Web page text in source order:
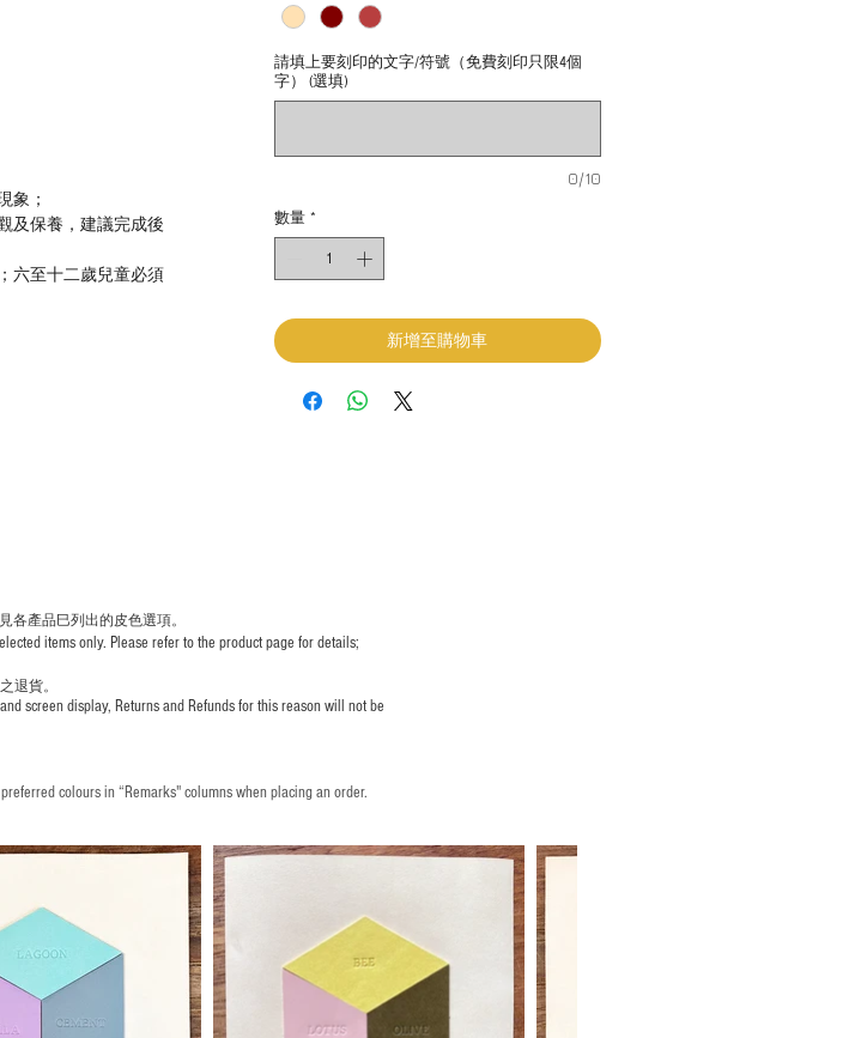
象；
及保養，建議完成後
六至十二歲兒童必須
請填上要刻印的文字/符號（免費刻印只限4個
字） (選填)
0/10
數量 *
新增至購物車
各產品巳列出的皮色選項。
items only. Please refer to the product page for details;
退貨。
screen display, Returns and Refunds for this reason will not be
colours in “Remarks" columns when placing an order.